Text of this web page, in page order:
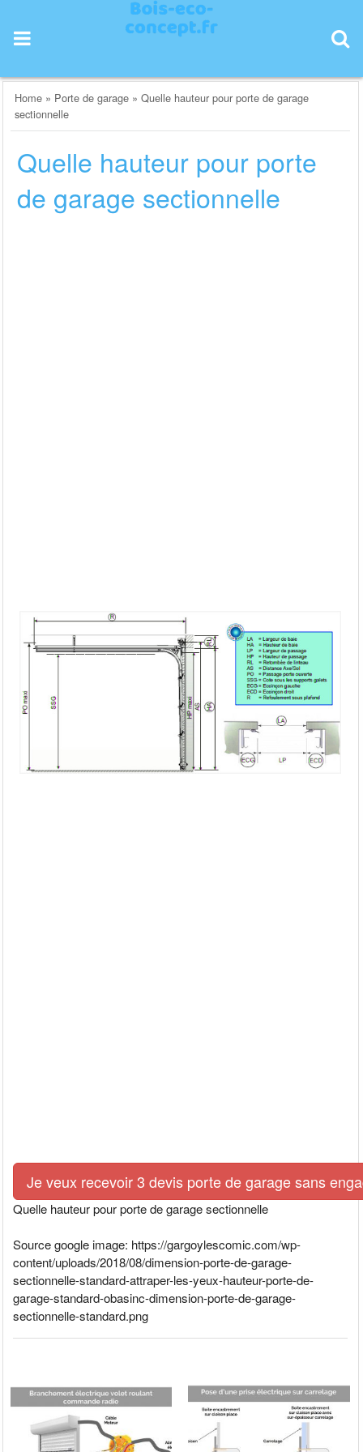
content
Home » Porte de garage »Quelle hauteur pour porte de garage
sectionnelle
Quelle hauteur pour porte
de garage sectionnelle
Je veux recevoir 3 devis porte de garage sans
Quelle hauteur pour porte de garage sectionnelle
Source google image: https://gargoylescomic.com/wp-
content/uploads/2018/08/dimension-porte-de-garage-
sectionnelle-standard-attraper-les-yeux-hauteur-porte-de-
garage-standard-obasinc-dimension-porte-de-garage-
sectionnelle-standard.png